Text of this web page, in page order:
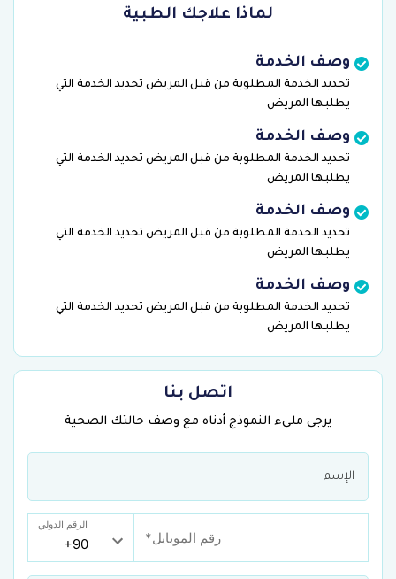
لماذا علاجك الطبية
وصف الخدمة
تحديد الخدمة المطلوبة من قبل المريض تحديد الخدمة التي
يطلبها المريض
وصف الخدمة
تحديد الخدمة المطلوبة من قبل المريض تحديد الخدمة التي
يطلبها المريض
وصف الخدمة
تحديد الخدمة المطلوبة من قبل المريض تحديد الخدمة التي
يطلبها المريض
وصف الخدمة
تحديد الخدمة المطلوبة من قبل المريض تحديد الخدمة التي
يطلبها المريض
اتصل بنا
يرجى ملىء النموذج أدناه مع وصف حالتك الصحية
الرقم الدولي